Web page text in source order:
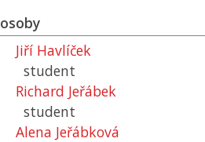
osoby
Jiří Havlíček
student
Richard Jeřábek
student
Alena Jeřábková